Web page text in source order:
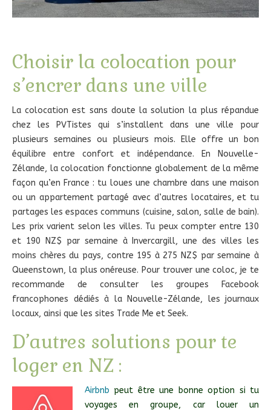
Choisir la colocation pour
s’encrer dans une ville
La colocation est sans doute la solution la plus répandue
chez les PVTistes qui s’installent dans une ville pour
plusieurs semaines ou plusieurs mois. Elle offre un bon
équilibre entre confort et indépendance. En Nouvelle-
Zélande, la colocation fonctionne globalement de la même
façon qu’en France : tu loues une chambre dans une maison
ou un appartement partagé avec d’autres locataires, et tu
partages les espaces communs (cuisine, salon, salle de bain).
Les prix varient selon les villes. Tu peux compter entre 130
et 190 NZ$ par semaine à Invercargill, une des villes les
moins chères du pays, contre 195 à 275 NZ$ par semaine à
Queenstown, la plus onéreuse. Pour trouver une coloc, je te
recommande de consulter les groupes Facebook
francophones dédiés à la Nouvelle-Zélande, les journaux
locaux, ainsi que les sites Trade Me et Seek.
D’autres solutions pour te
loger en NZ :
Airbnb peut être une bonne option si tu
voyages en groupe, car louer un